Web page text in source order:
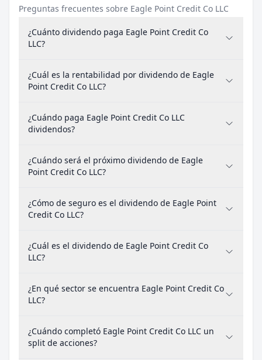
Preguntas frecuentes sobre Eagle Point Credit Co LLC
¿Cuánto dividendo paga Eagle Point Credit Co
LLC?
¿Cuál es la rentabilidad por dividendo de Eagle
Point Credit Co LLC?
¿Cuándo paga Eagle Point Credit Co LLC
dividendos?
¿Cuándo será el próximo dividendo de Eagle
Point Credit Co LLC?
¿Cómo de seguro es el dividendo de Eagle Point
Credit Co LLC?
¿Cuál es el dividendo de Eagle Point Credit Co
LLC?
¿En qué sector se encuentra Eagle Point Credit Co
LLC?
¿Cuándo completó Eagle Point Credit Co LLC un
split de acciones?